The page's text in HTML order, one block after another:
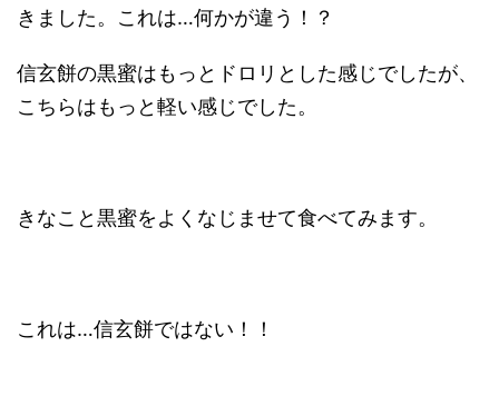
きました。これは…何かが違う！？
信玄餅の黒蜜はもっとドロリとした感じでしたが、
こちらはもっと軽い感じでした。
きなこと黒蜜をよくなじませて食べてみます。
これは…信玄餅ではない！！